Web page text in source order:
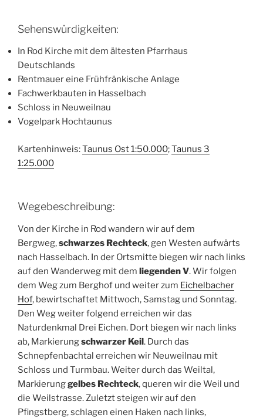
Sehenswürdigkeiten:
In Rod Kirche mit dem ältesten Pfarrhaus
Deutschlands
Rentmauer eine Frühfränkische Anlage
Fachwerkbauten in Hasselbach
Schloss in Neuweilnau
Vogelpark Hochtaunus
Kartenhinweis:Taunus Ost 1:50.000;Taunus 3
1:25.000
Wegebeschreibung:
Von der Kirche in Rod wandern wir auf dem
Bergweg,schwarzes Rechteck, gen Westen aufwärts
nach Hasselbach. In der Ortsmitte biegen wir nach links
auf den Wanderweg mit dem liegenden V. Wir folgen
dem Weg zum Berghof und weiter zum Eichelbacher
Hof, bewirtschaftet Mittwoch, Samstag und Sonntag.
Den Weg weiter folgend erreichen wir das
Naturdenkmal Drei Eichen. Dort biegen wir nach links
ab, Markierungschwarzer Keil. Durch das
Schnepfenbachtal erreichen wir Neuweilnau mit
Schloss und Turmbau. Weiter durch das Weiltal,
Markierunggelbes Rechteck, queren wir die Weil und
die Weilstrasse. Zuletzt steigen wir auf den
Pfingstberg, schlagen einen Haken nach links,